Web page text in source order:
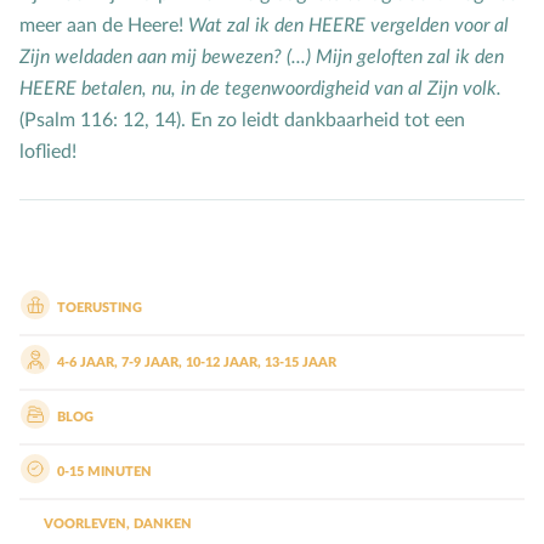
Mensbeeld
Moeder-kindrelatie
Muziek
N
Natuur
P
Pinksteren
Pleeggezin
School
meer aan de Heere! Wat zal ik den HEERE vergelden voor al
Zijn weldaden aan mij bewezen? (...) Mijn geloften zal ik den
HEERE betalen, nu, in de tegenwoordigheid van al Zijn volk.
(Psalm 116: 12, 14). En zo leidt dankbaarheid tot een
loflied!
TOERUSTING
4-6 JAAR, 7-9 JAAR, 10-12 JAAR, 13-15 JAAR
BLOG
0-15 MINUTEN
VOORLEVEN , DANKEN